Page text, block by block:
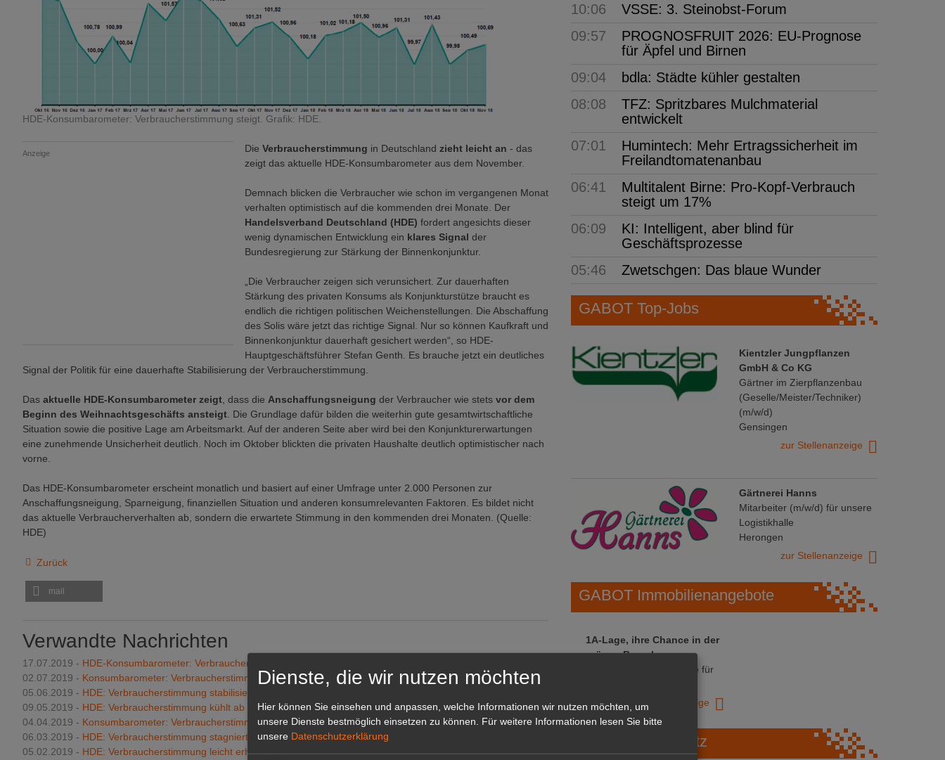
HDE-Konsumbarometer: Verbraucherstimmung steigt. Grafik: HDE.
Anzeige Die Verbraucherstimmung in Deutschland zieht leicht an - das
zeigt das aktuelle HDE-Konsumbarometer aus dem November.
Demnach blicken die Verbraucher wie schon im vergangenen Monat
verhalten optimistisch auf die kommenden drei Monate. Der
Handelsverband Deutschland (HDE) fordert angesichts dieser
wenig dynamischen Entwicklung ein klares Signal der
Bundesregierung zur Stärkung der Binnenkonjunktur.
„Die Verbraucher zeigen sich verunsichert. Zur dauerhaften
Stärkung des privaten Konsums als Konjunkturstütze braucht es
endlich die richtigen politischen Weichenstellungen. Die Abschaffung
des Solis wäre jetzt das richtige Signal. Nur so können Kaufkraft und
Binnenkonjunktur dauerhaft gesichert werden“, so HDE-
Hauptgeschäftsführer Stefan Genth. Es brauche jetzt ein deutliches
Signal der Politik für eine dauerhafte Stabilisierung der Verbraucherstimmung.
Das aktuelle HDE-Konsumbarometer zeigt , dass die Anschaffungsneigung der Verbraucher wie stets vor dem
Beginn des Weihnachtsgeschäfts ansteigt . Die Grundlage dafür bilden die weiterhin gute gesamtwirtschaftliche
Situation sowie die positive Lage am Arbeitsmarkt. Auf der anderen Seite aber wird bei den Konjunkturerwartungen
eine zunehmende Unsicherheit deutlich. Noch im Oktober blickten die privaten Haushalte deutlich optimistischer nach
vorne.
Das HDE-Konsumbarometer erscheint monatlich und basiert auf einer Umfrage unter 2.000 Personen zur
Anschaffungsneigung, Sparneigung, finanziellen Situation und anderen konsumrelevanten Faktoren. Es bildet nicht
das aktuelle Verbraucherverhalten ab, sondern die erwartete Stimmung in den kommenden drei Monaten. (Quelle:
HDE)
Zurück
mail
Verwandte Nachrichten
17.07.2019 - HDE-Konsumbarometer: Verbraucherstimmung weiterhin stabil
02.07.2019 - Konsumbarometer: Verbraucherstimmung weiter stabil
05.06.2019 - HDE: Verbraucherstimmung stabilisiert sich
09.05.2019 - HDE: Verbraucherstimmung kühlt ab
04.04.2019 - Konsumbarometer: Verbraucherstimmung wieder deutlich positiver
06.03.2019 - HDE: Verbraucherstimmung stagniert
05.02.2019 - HDE: Verbraucherstimmung leicht erholt
10:06
VSSE: 3. Steinobst-Forum
09:57
PROGNOSFRUIT 2026: EU-Prognose
für Äpfel und Birnen
09:04
bdla: Städte kühler gestalten
08:08
TFZ: Spritzbares Mulchmaterial
entwickelt
07:01
Humintech: Mehr Ertragssicherheit im
Freilandtomatenanbau
06:41
Multitalent Birne: Pro-Kopf-Verbrauch
steigt um 17%
06:09
KI: Intelligent, aber blind für
Geschäftsprozesse
05:46
Zwetschgen: Das blaue Wunder
GABOT Top-Jobs
Kientzler Jungpflanzen
GmbH & Co KG
Gärtner im Zierpflanzenbau
(Geselle/Meister/Techniker)
(m/w/d)
Gensingen
zur Stellenanzeige
Gärtnerei Hanns
Mitarbeiter (m/w/d) für unsere
Logistikhalle
Herongen
zur Stellenanzeige
GABOT Immobilienangebote
1A-Lage, ihre Chance in der
grünen Branche
Repräsentative Immobilie für
zur Anzeige
GABOT Marktplatz
Dienste, die wir nutzen möchten
Hier können Sie einsehen und anpassen, welche Informationen wir nutzen möchten, um
unsere Dienste bestmöglich einsetzen zu können.
Für weitere Informationen lesen Sie bitte
unsere Datenschutzerklärung